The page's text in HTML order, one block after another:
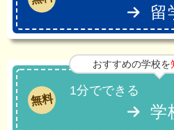
留
おすすめの学校を
無料
1分でできる
学